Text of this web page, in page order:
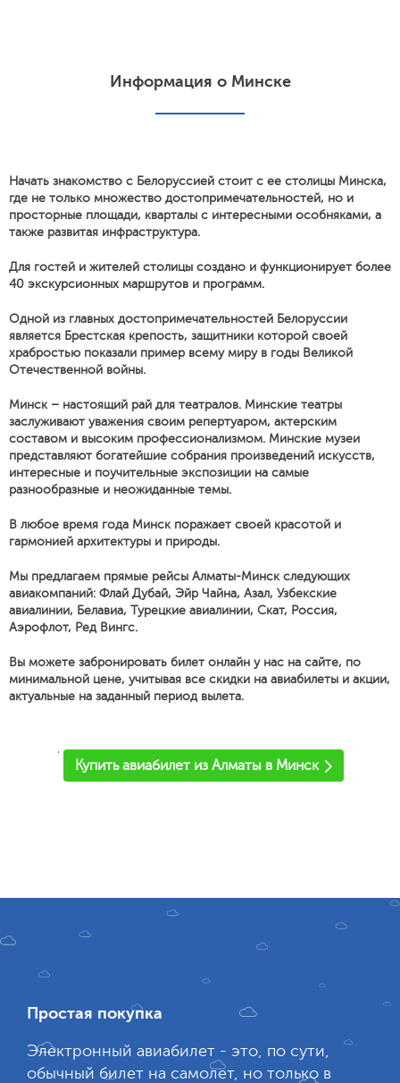
Информация о Минске
Начать знакомство с Белоруссией стоит с ее столицы Минска,
где не только множество достопримечательностей, но и
просторные площади, кварталы с интересными особняками, а
также развитая инфраструктура.
Для гостей и жителей столицы создано и функционирует более
40 экскурсионных маршрутов и программ.
Одной из главных достопримечательностей Белоруссии
является Брестская крепость, защитники которой своей
храбростью показали пример всему миру в годы Великой
Отечественной войны.
Минск – настоящий рай для театралов. Минские театры
заслуживают уважения своим репертуаром, актерским
составом и высоким профессионализмом. Минские музеи
представляют богатейшие собрания произведений искусств,
интересные и поучительные экспозиции на самые
разнообразные и неожиданные темы.
В любое время года Минск поражает своей красотой и
гармонией архитектуры и природы.
Мы предлагаем прямые рейсы Алматы-Минск следующих
авиакомпаний: Флай Дубай, Эйр Чайна, Азал, Узбекские
авиалинии, Белавиа, Турецкие авиалинии, Скат, Россия,
Аэрофлот, Ред Вингс.
Вы можете забронировать билет онлайн у нас на сайте, по
минимальной цене, учитывая все скидки на авиабилеты и акции,
актуальные на заданный период вылета.
'
Купить авиабилет из Алматы в Минск
Простая покупка
Электронный авиабилет - это, по сути,
обычный билет на самолет, но только в